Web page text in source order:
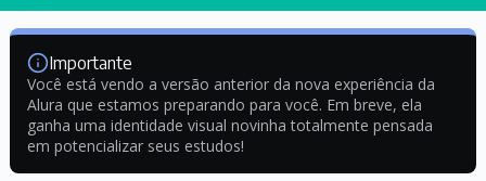
Importante
Você está vendo a versão anterior da nova experiência da
Alura que estamos preparando para você. Em breve, ela
ganha uma identidade visual novinha totalmente pensada
em potencializar seus estudos!